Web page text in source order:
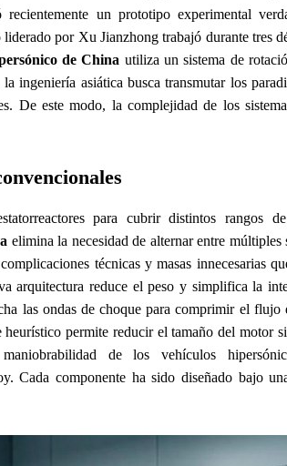
un prototipo experimental
por Xu Jianzhong trabajó durante tres
de China utiliza un sistema de
ingeniería asiática busca transmutar los
De este modo, la complejidad de los
para cubrir distintos rangos
elimina la necesidad de alternar entre múltiples
técnicas y masas innecesarias
arquitectura reduce el peso y simplifica la
las ondas de choque para comprimir el flujo
permite reducir el tamaño del motor
de los vehículos
Cada componente ha sido diseñado bajo